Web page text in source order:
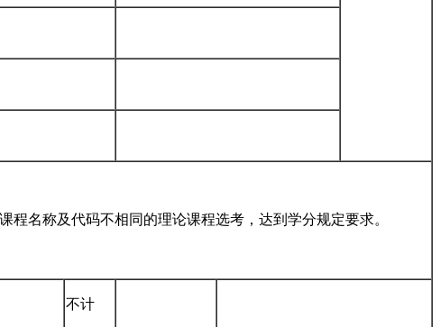
名称及代码不相同的理论课程选考，达到学分规定要求。
不计